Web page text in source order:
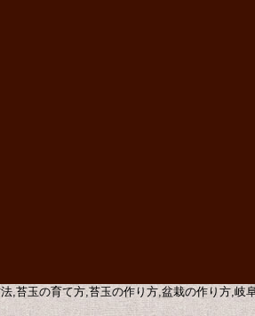
苔玉の育て方,苔玉の作り方,盆栽の作り方,岐